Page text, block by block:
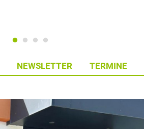
NEWSLETTER TERMINE